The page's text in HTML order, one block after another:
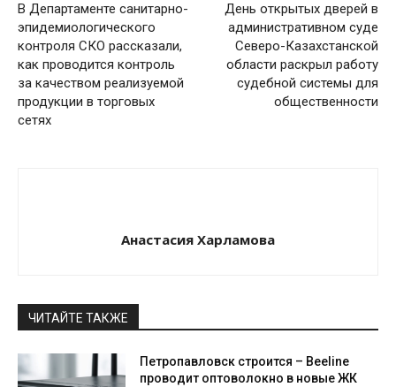
В Департаменте санитарно-
эпидемиологического
контроля СКО рассказали,
как проводится контроль
за качеством реализуемой
продукции в торговых
сетях
День открытых дверей в
административном суде
Северо-Казахстанской
области раскрыл работу
судебной системы для
общественности
Анастасия Харламова
ЧИТАЙТЕ ТАКЖЕ
Петропавловск строится – Beeline
проводит оптоволокно в новые ЖК